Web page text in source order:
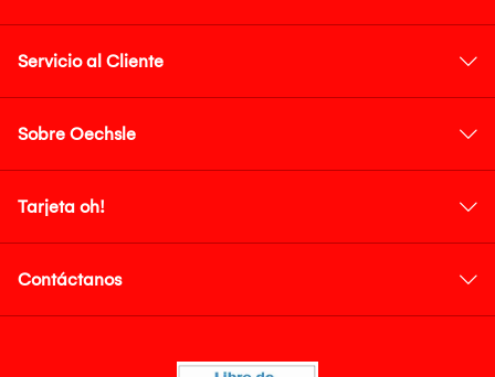
Servicio al Cliente
Sobre Oechsle
Tarjeta oh!
Contáctanos